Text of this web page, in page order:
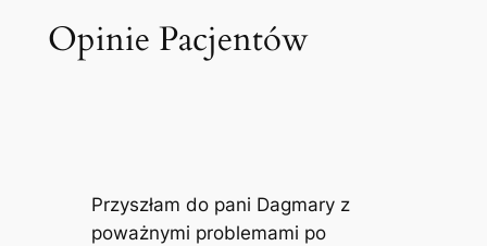
Opinie Pacjentów
Przyszłam do pani Dagmary z
poważnymi problemami po